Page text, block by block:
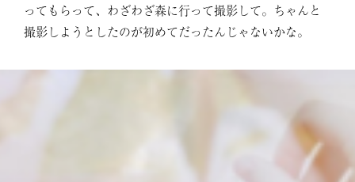
ってもらって、わざわざ森に行って撮影して。ちゃんと
撮影しようとしたのが初めてだったんじゃないかな。